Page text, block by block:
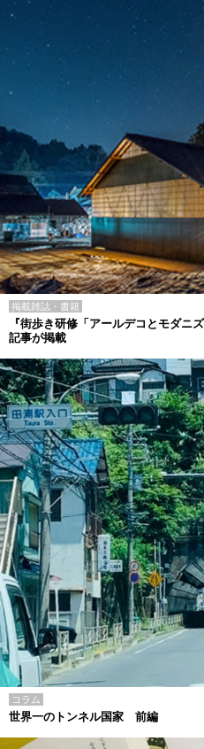
掲載雑誌・書籍
『街歩き研修「アールデコとモダニ
記事が掲載
コラム
世界一のトンネル国家 前編